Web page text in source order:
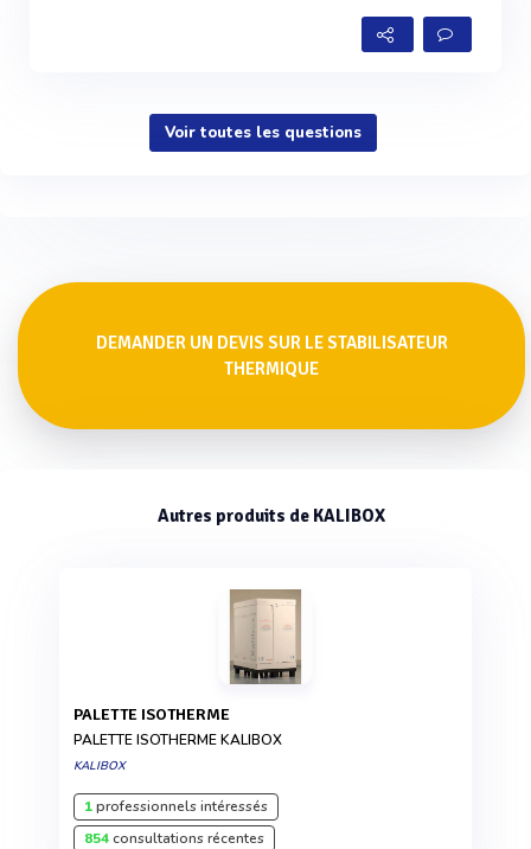
Voir toutes les questions
DEMANDER UN DEVIS SUR LE STABILISATEUR
THERMIQUE
Autres produits de KALIBOX
PALETTE ISOTHERME
PALETTE ISOTHERME KALIBOX
KALIBOX
1professionnels intéressés
854consultations récentes